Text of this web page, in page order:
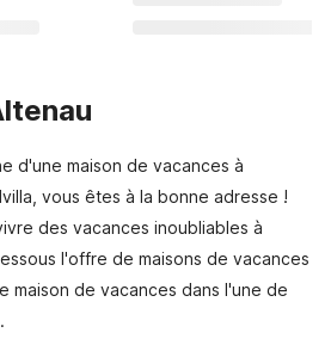
d'une maison de vacances à
vous êtes à la bonne adresse !
des vacances inoubliables à
l'offre de maisons de vacances
maison de vacances dans l'une de